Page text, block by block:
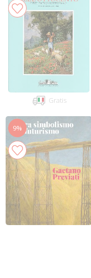
Gratis
9%